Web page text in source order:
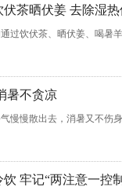
伏茶晒伏姜 去除湿
过饮伏茶、晒伏姜、喝暑
暑不贪凉
慢慢散出去，消暑又不伤
牢记“两注意一控